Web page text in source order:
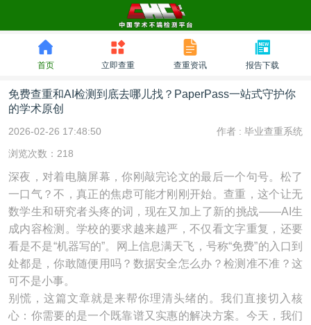
首页 立即查重 查重资讯 报告下载
免费查重和AI检测到底去哪儿找？PaperPass一站式守护你
的学术原创
2026-02-26 17:48:50 作者 : 毕业查重系统
浏览次数：218
深夜，对着电脑屏幕，你刚敲完论文的最后一个句号。松了
一口气？不，真正的焦虑可能才刚刚开始。查重，这个让无
数学生和研究者头疼的词，现在又加上了新的挑战——AI生
成内容检测。学校的要求越来越严，不仅看文字重复，还要
看是不是“机器写的”。网上信息满天飞，号称“免费”的入口到
处都是，你敢随便用吗？数据安全怎么办？检测准不准？这
可不是小事。
别慌，这篇文章就是来帮你理清头绪的。我们直接切入核
心：你需要的是一个既靠谱又实惠的解决方案。今天，我们